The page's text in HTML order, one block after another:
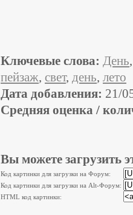
Ключевые слова: День
пейзаж, свет, день, лето
Дата добавления: 21/
Средняя оценка /
Вы можете загрузить
Код картинки для загрузки на Форум:
Код картинки для загрузки на Alt-Форум:
HTML код картинки: